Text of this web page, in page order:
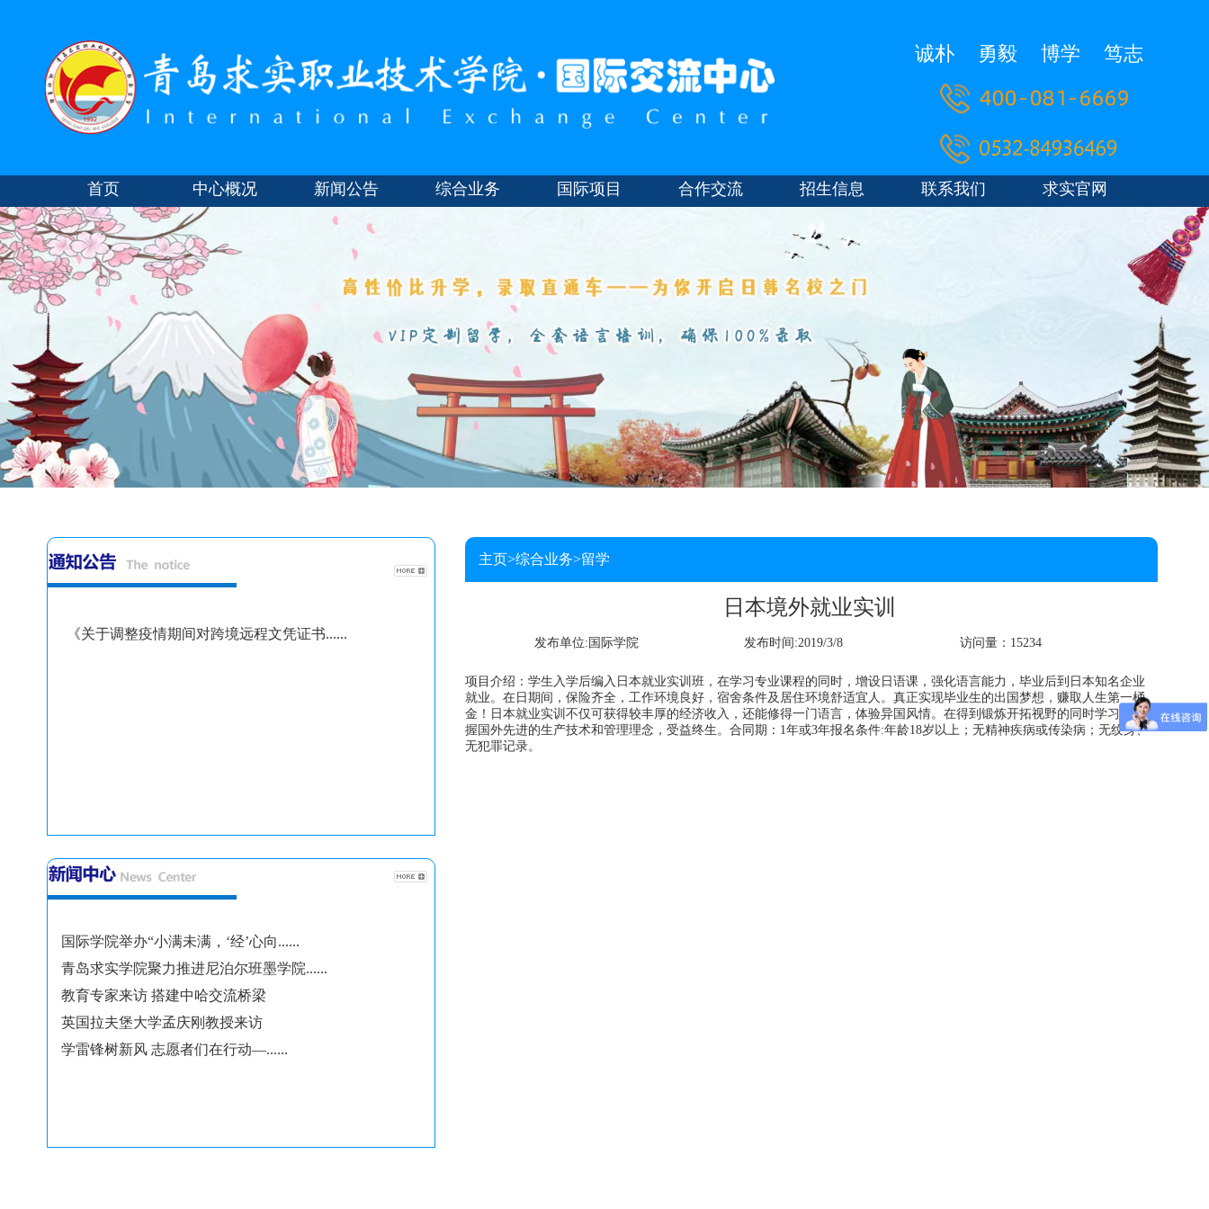
诚朴 勇毅 博学 笃志
首页 中心概况 新闻公告 综合业务 国际项目 合作交流 招生信息 联系我们 求实官网
《关于调整疫情期间对跨境远程文凭证书......
国际学院举办“小满未满，‘经’心向......
青岛求实学院聚力推进尼泊尔班墨学院......
教育专家来访 搭建中哈交流桥梁
英国拉夫堡大学孟庆刚教授来访
学雷锋树新风 志愿者们在行动—......
主页>综合业务>留学
日本境外就业实训
发布单位:国际学院 发布时间:2019/3/8 访问量：15234
项目介绍：学生入学后编入日本就业实训班，在学习专业课程的同时，增设日语课，强化语言能力，毕业后到日本知名企业
就业。在日期间，保险齐全，工作环境良好，宿舍条件及居住环境舒适宜人。真正实现毕业生的出国梦想，赚取人生第一桶
金！日本就业实训不仅可获得较丰厚的经济收入，还能修得一门语言，体验异国风情。在得到锻炼开拓视野的同时学习和掌
握国外先进的生产技术和管理理念，受益终生。合同期：1年或3年报名条件:年龄18岁以上；无精神疾病或传染病；无纹身、
无犯罪记录。